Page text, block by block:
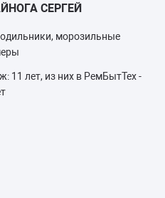
СЕРГЕЙ
морозильные
11 лет, из них в РемБытТех -